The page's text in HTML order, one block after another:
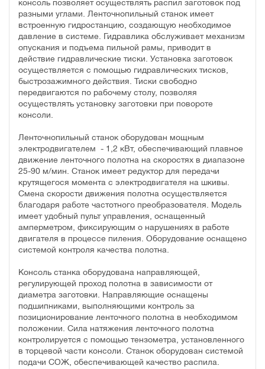
консоль позволяет осуществлять распил заготовок под
разными углами. Ленточнопильный станок имеет
встроенную гидростанцию, создающую необходимое
давление в системе. Гидравлика обслуживает механизм
опускания и подъема пильной рамы, приводит в
действие гидравлические тиски. Установка заготовок
осуществляется с помощью гидравлических тисков,
быстрозажимного действия. Тиски свободно
передвигаются по рабочему столу, позволяя
осуществлять установку заготовки при повороте
консоли.
Ленточнопильный станок оборудован мощным
электродвигателем - 1,2 кВт, обеспечивающий плавное
движение ленточного полотна на скоростях в диапазоне
25-90 м/мин. Станок имеет редуктор для передачи
крутящегося момента с электродвигателя на шкивы.
Смена скорости движения полотна осуществляется
благодаря работе частотного преобразователя. Модель
имеет удобный пульт управления, оснащенный
амперметром, фиксирующим о нарушениях в работе
двигателя в процессе пиления. Оборудование оснащено
системой контроля качества полотна.
Консоль станка оборудована направляющей,
регулирующей проход полотна в зависимости от
диаметра заготовки. Направляющие оснащены
подшипниками, выполняющими контроль за
позиционирование ленточного полотна в необходимом
положении. Сила натяжения ленточного полотна
контролируется с помощью тензометра, установленного
в торцевой части консоли. Станок оборудован системой
подачи СОЖ, обеспечивающей качество распила.